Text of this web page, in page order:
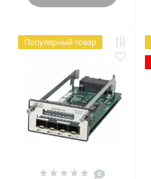
Популярный товар
0